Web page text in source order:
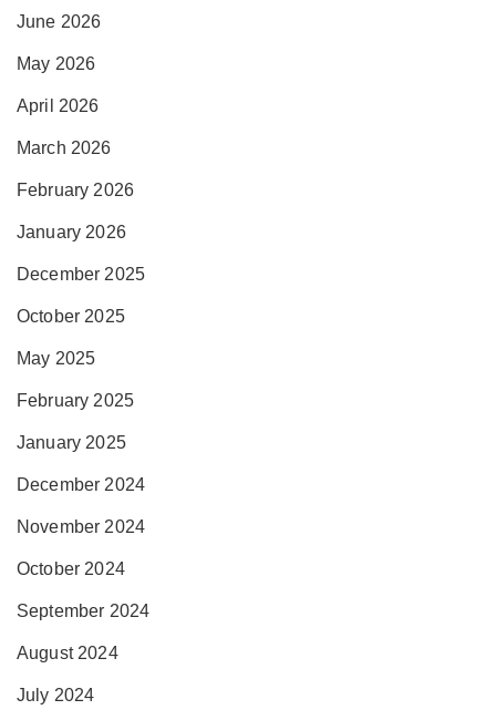
June 2026
May 2026
April 2026
March 2026
February 2026
January 2026
December 2025
October 2025
May 2025
February 2025
January 2025
December 2024
November 2024
October 2024
September 2024
August 2024
July 2024